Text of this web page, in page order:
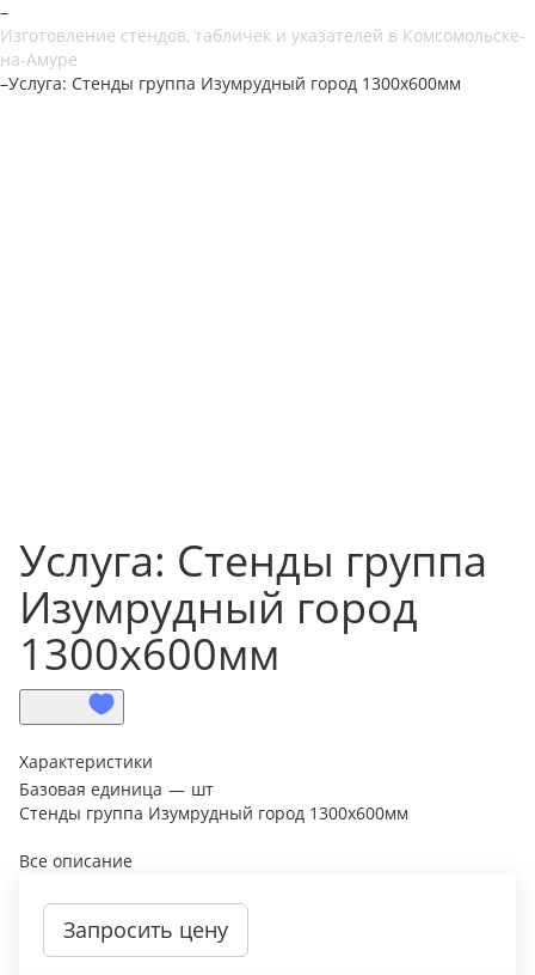
–
Изготовление стендов, табличек и указателей в Комсомольске-
на-Амуре
–Услуга: Стенды группа Изумрудный город 1300х600мм
Услуга: Стенды группа
Изумрудный город
1300х600мм
Характеристики
Базовая единица — шт
Стенды группа Изумрудный город 1300х600мм
Все описание
Запросить цену